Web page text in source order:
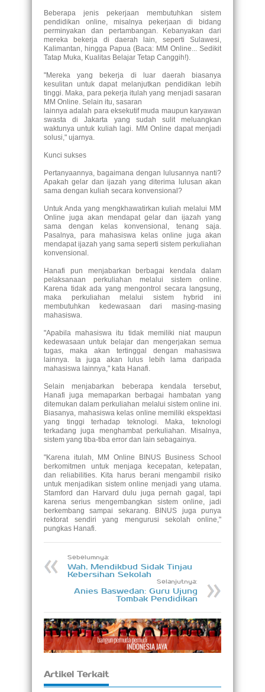
Beberapa jenis pekerjaan membutuhkan sistem
pendidikan online, misalnya pekerjaan di bidang
perminyakan dan pertambangan. Kebanyakan dari
mereka bekerja di daerah lain, seperti Sulawesi,
Kalimantan, hingga Papua (Baca: MM Online... Sedikit
Tatap Muka, Kualitas Belajar Tetap Canggih!).
"Mereka yang bekerja di luar daerah biasanya
kesulitan untuk dapat melanjutkan pendidikan lebih
tinggi. Maka, para pekerja itulah yang menjadi sasaran
MM Online. Selain itu, sasaran
lainnya adalah para eksekutif muda maupun karyawan
swasta di Jakarta yang sudah sulit meluangkan
waktunya untuk kuliah lagi. MM Online dapat menjadi
solusi," ujarnya.
Kunci sukses
Pertanyaannya, bagaimana dengan lulusannya nanti?
Apakah gelar dan ijazah yang diterima lulusan akan
sama dengan kuliah secara konvensional?
Untuk Anda yang mengkhawatirkan kuliah melalui MM
Online juga akan mendapat gelar dan ijazah yang
sama dengan kelas konvensional, tenang saja.
Pasalnya, para mahasiswa kelas online juga akan
mendapat ijazah yang sama seperti sistem perkuliahan
konvensional.
Hanafi pun menjabarkan berbagai kendala dalam
pelaksanaan perkuliahan melalui sistem online.
Karena tidak ada yang mengontrol secara langsung,
maka perkuliahan melalui sistem hybrid ini
membutuhkan kedewasaan dari masing-masing
mahasiswa.
"Apabila mahasiswa itu tidak memiliki niat maupun
kedewasaan untuk belajar dan mengerjakan semua
tugas, maka akan tertinggal dengan mahasiswa
lainnya. Ia juga akan lulus lebih lama daripada
mahasiswa lainnya," kata Hanafi.
Selain menjabarkan beberapa kendala tersebut,
Hanafi juga memaparkan berbagai hambatan yang
ditemukan dalam perkuliahan melalui sistem online ini.
Biasanya, mahasiswa kelas online memiliki ekspektasi
yang tinggi terhadap teknologi. Maka, teknologi
terkadang juga menghambat perkuliahan. Misalnya,
sistem yang tiba-tiba error dan lain sebagainya.
"Karena itulah, MM Online BINUS Business School
berkomitmen untuk menjaga kecepatan, ketepatan,
dan reliabilities. Kita harus berani mengambil risiko
untuk menjadikan sistem online menjadi yang utama.
Stamford dan Harvard dulu juga pernah gagal, tapi
karena serius mengembangkan sistem online, jadi
berkembang sampai sekarang. BINUS juga punya
rektorat sendiri yang mengurusi sekolah online,"
pungkas Hanafi.
Sebelumnya:
Wah, Mendikbud Sidak Tinjau
Kebersihan Sekolah
Selanjutnya:
Anies Baswedan: Guru Ujung
Tombak Pendidikan
Artikel Terkait